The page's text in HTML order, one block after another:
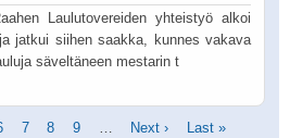
Laulutovereiden yhteistyö alkoi
jatkui siihen saakka, kunnes vakava
säveltäneen mestarin t
Page
7 Page
8 Page
9 …
Next
Next ›
Last
Last »